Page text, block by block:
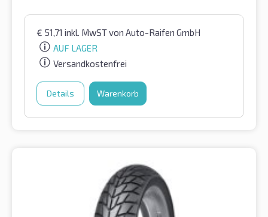
€ 51,71 inkl. MwSTvon Auto-Raifen GmbH
AUF LAGER
Versandkostenfrei
Details Warenkorb